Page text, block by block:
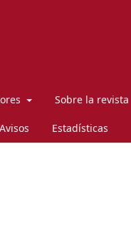
Sobre la revista
Avisos Estadísticas